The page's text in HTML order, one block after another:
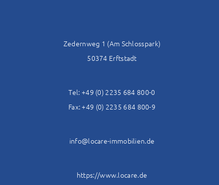
Zedernweg 1 (Am Schlosspark)
50374 Erftstadt
Tel: +49 (0) 2235 684 800-0
Fax: +49 (0) 2235 684 800-9
info@locare-immobilien.de
https://www.locare.de